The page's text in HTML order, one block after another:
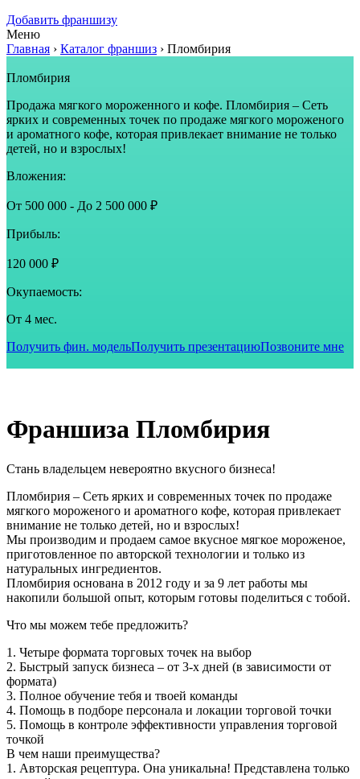
Добавить франшизу
Меню
Главная › Каталог франшиз › Пломбирия
Пломбирия
Продажа мягкого мороженного и кофе. Пломбирия – Сеть
ярких и современных точек по продаже мягкого мороженого
и ароматного кофе, которая привлекает внимание не только
детей, но и взрослых!
Вложения:
От 500 000 - До 2 500 000 ₽
Прибыль:
120 000 ₽
Окупаемость:
От 4 мес.
Получить фин. модельПолучить презентациюПозвоните мне
Франшиза Пломбирия
Стань владельцем невероятно вкусного бизнеса!
Пломбирия – Сеть ярких и современных точек по продаже
мягкого мороженого и ароматного кофе, которая привлекает
внимание не только детей, но и взрослых!
Мы производим и продаем самое вкусное мягкое мороженое,
приготовленное по авторской технологии и только из
натуральных ингредиентов.
Пломбирия основана в 2012 году и за 9 лет работы мы
накопили большой опыт, которым готовы поделиться с тобой.
Что мы можем тебе предложить?
1. Четыре формата торговых точек на выбор
2. Быстрый запуск бизнеса – от 3-х дней (в зависимости от
формата)
3. Полное обучение тебя и твоей команды
4. Помощь в подборе персонала и локации торговой точки
5. Помощь в контроле эффективности управления торговой
точкой
В чем наши преимущества?
1. Авторская рецептура. Она уникальна! Представлена только